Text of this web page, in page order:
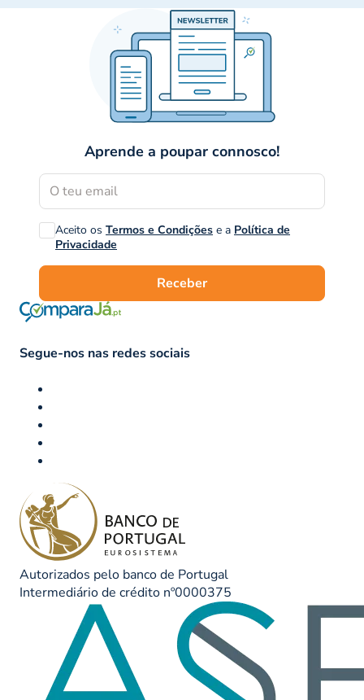
Aprende a poupar connosco!
Aceito os Termos e Condições e a Política de
Privacidade
Receber
Segue-nos nas redes sociais
Autorizados pelo banco de Portugal
Intermediário de crédito nº0000375